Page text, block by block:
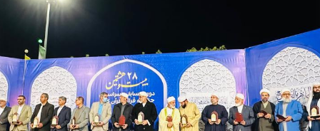
ویدیوها دسته‌بندی‌ها